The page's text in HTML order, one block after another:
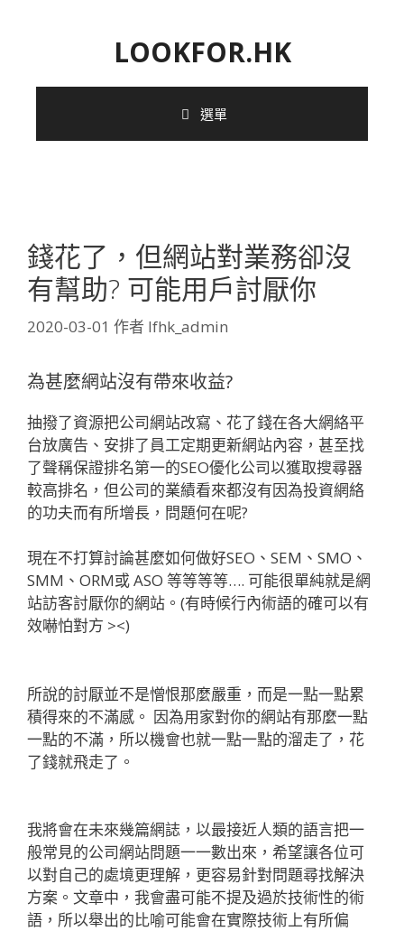
LOOKFOR.HK
選單
錢花了，但網站對業務卻沒
有幫助? 可能用戶討厭你
2020-03-01 作者 lfhk_admin
為甚麼網站沒有帶來收益?
抽撥了資源把公司網站改寫、花了錢在各大網絡平
台放廣告、安排了員工定期更新網站內容，甚至找
了聲稱保證排名第一的SEO優化公司以獲取搜尋器
較高排名，但公司的業績看來都沒有因為投資網絡
的功夫而有所增長，問題何在呢?
現在不打算討論甚麼如何做好SEO、SEM、SMO、
SMM、ORM或 ASO 等等等等…. 可能很單純就是網
站訪客討厭你的網站。(有時候行內術語的確可以有
效嚇怕對方 ><)
所說的討厭並不是憎恨那麼嚴重，而是一點一點累
積得來的不滿感。 因為用家對你的網站有那麼一點
一點的不滿，所以機會也就一點一點的溜走了，花
了錢就飛走了。
我將會在未來幾篇網誌，以最接近人類的語言把一
般常見的公司網站問題一一數出來，希望讓各位可
以對自己的處境更理解，更容易針對問題尋找解決
方案。文章中，我會盡可能不提及過於技術性的術
語，所以舉出的比喻可能會在實際技術上有所偏